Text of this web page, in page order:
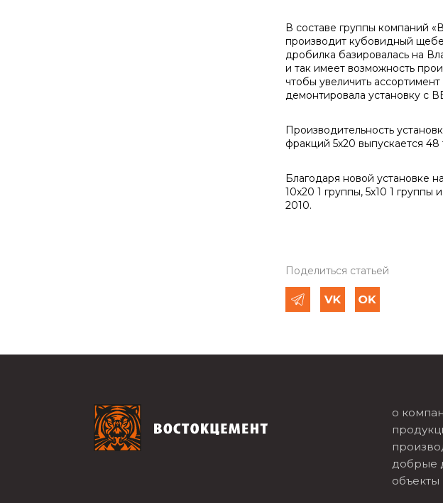
В составе группы компаний
производит кубовидный
дробилка базировалась на
и так имеет возможность
чтобы увеличить
демонтировала установку с
Производительность
фракций 5х20 выпускается
Благодаря новой установке
10х20 1 группы, 5х10 1
2010.
Поделиться статьей
о
добрые
объекты